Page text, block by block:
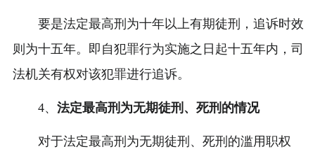
要是法定最高刑为十年以上有期徒刑，追诉时效
则为十五年。即自犯罪行为实施之日起十五年内，司
法机关有权对该犯罪进行追诉。
4、 法定最高刑为无期徒刑、死刑的情况
对于法定最高刑为无期徒刑、死刑的滥用职权